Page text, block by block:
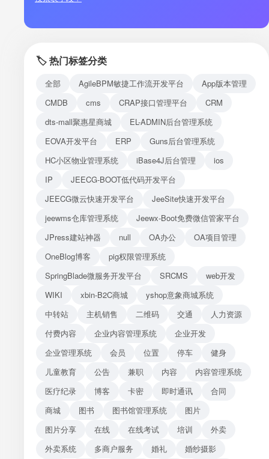
接口测试
🏷️ 热门标签分类
全部 AgileBPM敏捷工作流开发平台
App版本管理
CMDB
cms CRAP接口管理平台
CRM
dts-mall聚惠星商城
EL-ADMIN后台管理系统
EOVA开发平台
ERP
Guns后台管理系统
HC小区物业管理系统
iBase4J后台管理
ios
IP
JEECG-BOOT低代码开发平台
JEECG微云快速开发平台
JeeSite快速开发平台
jeewms仓库管理系统
Jeewx-Boot免费微信管家平台
JPress建站神器
null OA办公
OA项目管理
OneBlog博客
pig权限管理系统
SpringBlade微服务开发平台
SRCMS
web开发
WIKI
xbin-B2C商城
yshop意象商城系统
中转站
主机销售 二维码 交通
人力资源
付费内容
企业内容管理系统
企业开发
企业管理系统
会员 位置 停车
健身
儿童教育
公告 兼职 内容
内容管理系统
医疗纪录
博客 卡密 即时通讯
合同
商城
图书 图书馆管理系统
图片
图片分享
在线 在线考试 培训
外卖
外卖系统
多商户服务 婚礼
婚纱摄影